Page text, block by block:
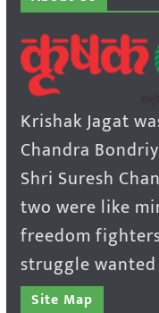
Krishak Jagat
Chandra
Shri Suresh
two were like
freedom
struggle
Site Map